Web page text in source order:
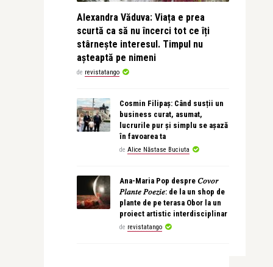
Alexandra Văduva: Viața e prea
scurtă ca să nu încerci tot ce îți
stârnește interesul. Timpul nu
așteaptă pe nimeni
de revistatango
Cosmin Filipaș: Când susții un
business curat, asumat,
lucrurile pur și simplu se așază
în favoarea ta
de Alice Năstase Buciuta
Ana-Maria Pop despre 𝐶𝑜𝑣𝑜𝑟
𝑃𝑙𝑎𝑛𝑡𝑒 𝑃𝑜𝑒𝑧𝑖𝑒: de la un shop de
plante de pe terasa Obor la un
proiect artistic interdisciplinar
de revistatango